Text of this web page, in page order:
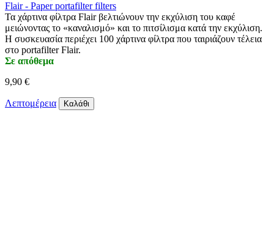
Flair - Paper portafilter filters
Τα χάρτινα φίλτρα Flair βελτιώνουν την εκχύλιση του καφέ
μειώνοντας το «καναλισμό» και το πιτσίλισμα κατά την εκχύλιση.
Η συσκευασία περιέχει 100 χάρτινα φίλτρα που ταιριάζουν τέλεια
στο portafilter Flair.
Σε απόθεμα
9,90 €
Λεπτομέρεια Καλάθι